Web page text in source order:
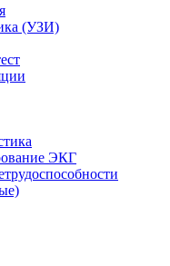
(УЗИ)
ЭКГ